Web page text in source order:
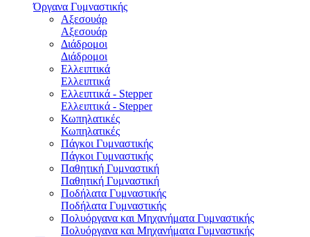
Όργανα Γυμναστικής
Αξεσουάρ
Αξεσουάρ
Διάδρομοι
Διάδρομοι
Ελλειπτικά
Ελλειπτικά
Ελλειπτικά - Stepper
Ελλειπτικά - Stepper
Κωπηλατικές
Κωπηλατικές
Πάγκοι Γυμναστικής
Πάγκοι Γυμναστικής
Παθητική Γυμναστική
Παθητική Γυμναστική
Ποδήλατα Γυμναστικής
Ποδήλατα Γυμναστικής
Πολυόργανα και Μηχανήματα Γυμναστικής
Πολυόργανα και Μηχανήματα Γυμναστικής